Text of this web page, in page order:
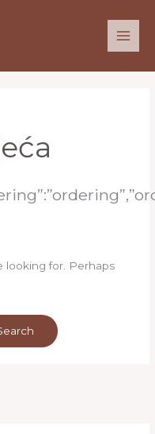
looking for. Perhaps